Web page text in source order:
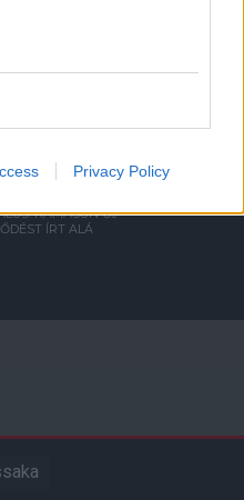
Privacy Policy
KAMASON ÚJ
ÍRT ALÁ